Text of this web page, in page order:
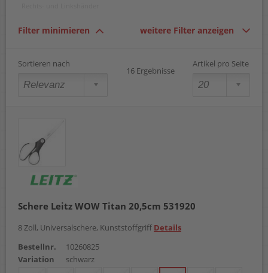
Filter minimieren weitere Filter anzeigen
Sortieren nach
16 Ergebnisse
Artikel pro Seite
Schere Leitz WOW Titan 20,5cm 531920
8 Zoll, Universalschere, Kunststoffgriff Details
Bestellnr.
10260825
Variation
schwarz